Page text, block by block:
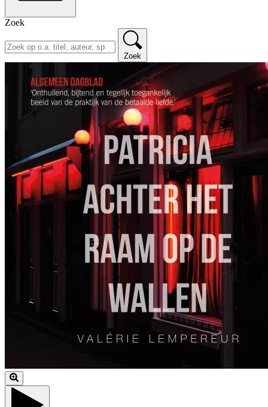
Zoek
Zoek